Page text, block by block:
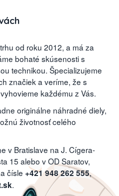
od roku 2012, a má za
bohaté skúsenosti s
technikou. Špecializujeme
značiek a veríme, že s
každému z Vás.
originálne náhradné diely,
životnosť celého
v Bratislave na J. Cígera-
15 alebo v OD Saratov,
čísle +421 948 262 555,
.